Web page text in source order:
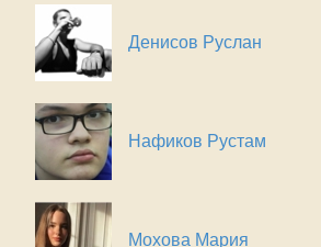
Денисов Руслан
Нафиков Рустам
Мохова Мария